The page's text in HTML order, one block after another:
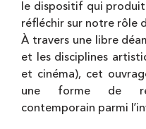
le dispositif qui
réfléchir sur notre rôle
À travers une libre
et les disciplines
et cinéma), cet
une forme de
contemporain parmi